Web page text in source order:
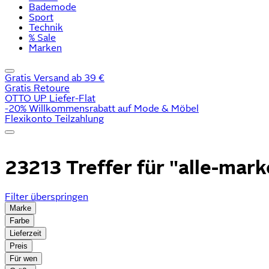
Bademode
Sport
Technik
% Sale
Marken
Gratis Versand ab 39 €
Gratis Retoure
OTTO UP Liefer-Flat
-20% Willkommensrabatt auf Mode & Möbel
Flexikonto Teilzahlung
23213 Treffer für "alle-
Filter überspringen
Marke
Farbe
Lieferzeit
Preis
Für wen